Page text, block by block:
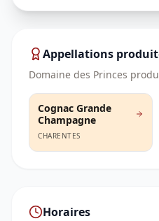
Appellations
Domaine des Princes
Cognac Grande
Champagne
CHARENTES
Horaires